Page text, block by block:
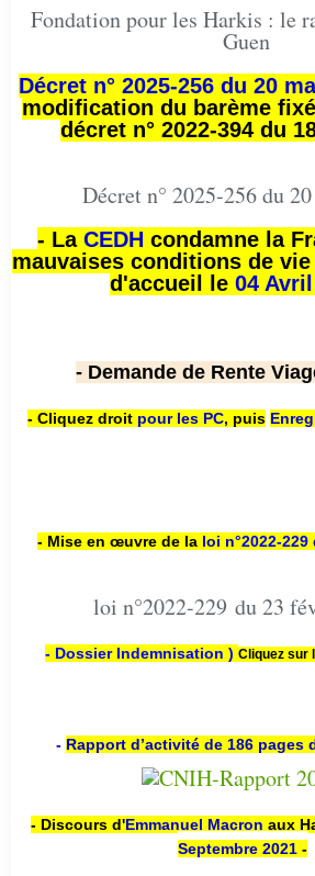
Fondation pour les Harkis : le
Guen
Décret n° 2025-256 du 20
modification du barème
décret n° 2022-394 du
Décret n° 2025-256 du
- La CEDH condamne la
mauvaises conditions de
d'accueil le 04
- Demande de Rente
- Cliquez droit pour les PC, puis
- Mise en œuvre de la loi n°2022-229
loi n°2022-229 du 23
- Dossier Indemnisation ) Cliquez sur
- Rapport d’activité de 186 pages
- Discours d'Emmanuel Macron aux
Septembre 2021 -